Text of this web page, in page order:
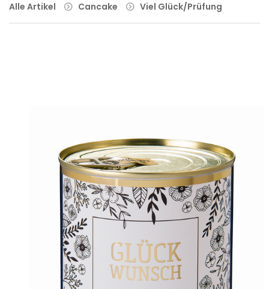
Alle Artikel
Cancake Viel Glück/Prüfung